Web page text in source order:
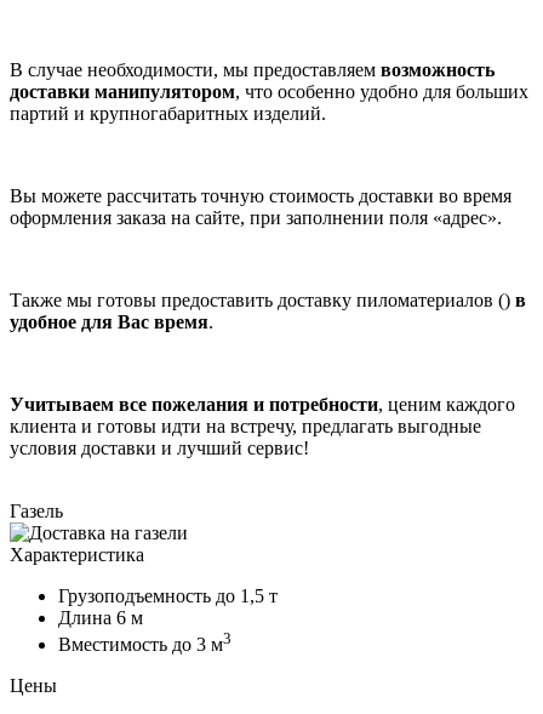
В случае необходимости, мы предоставляем возможность
доставки манипулятором, что особенно удобно для больших
партий и крупногабаритных изделий.
Вы можете рассчитать точную стоимость доставки во время
оформления заказа на сайте, при заполнении поля «адрес».
Также мы готовы предоставить доставку пиломатериалов () в
удобное для Вас время.
Учитываем все пожелания и потребности, ценим каждого
клиента и готовы идти на встречу, предлагать выгодные
условия доставки и лучший сервис!
Газель
Характеристика
Грузоподъемность до 1,5 т
Длина 6 м
Вместимость до 3 м3
Цены